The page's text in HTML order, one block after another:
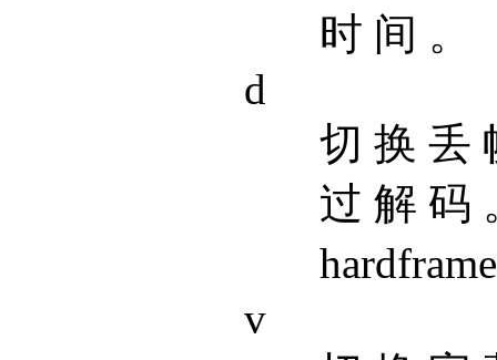
时 间 。
d
切 换 丢
过 解 码
v